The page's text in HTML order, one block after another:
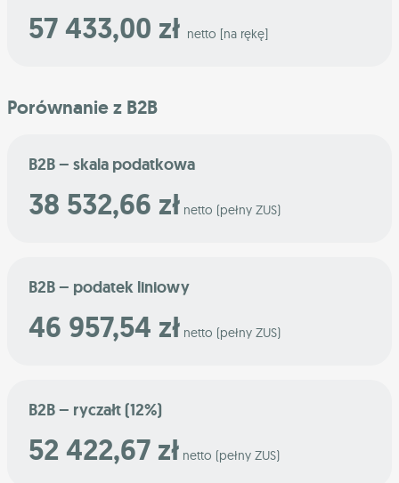
57 433,00 zł netto [na rękę]
Porównanie z B2B
B2B – skala podatkowa
38 532,66 zł netto (pełny ZUS)
B2B – podatek liniowy
46 957,54 zł netto (pełny ZUS)
B2B – ryczałt (12%)
52 422,67 zł netto (pełny ZUS)